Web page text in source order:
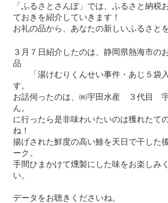
「ふるさとさんぽ」では、ふるさと納税
ておきを紹介していきます！
お礼の品から、あなたの新しいふるさと
３月７日紹介したのは、静岡県熱海市の
「湯けむりくんせい事件・あじ５袋
す
お話伺ったのは、㈱宇田水産 ３代目
ん。
に行ったら是非味わいたいのは獲れたて
ね！ 伊豆近
揚げされた鮮度の高い鯵を天日で干した
ーク。
手間ひまかけて燻製にした味をお楽しみ
い
詳しくは
データをお聴きくださいね。